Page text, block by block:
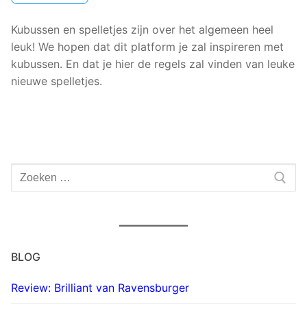
Kubussen en spelletjes zijn over het algemeen heel
leuk! We hopen dat dit platform je zal inspireren met
kubussen. En dat je hier de regels zal vinden van leuke
nieuwe spelletjes.
Zoeken
naar:
BLOG
Review: Brilliant van Ravensburger